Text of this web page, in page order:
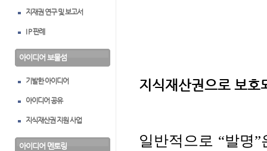
지재권 연구 및 보고서
I P 판례
아이디어 보물섬
기발한 아이디어
아이디어 공유
지식재산권 지원 사업
아이디어 멘토링
지식재산권으로 보
일반적으로 “발명